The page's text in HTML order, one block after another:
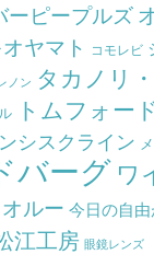
ーピープルズ
オヤマト コモレビ
ノン タカノリ
トムフォー
シスクライン
バーグ ワ
ルー 今日の自由
江工房 眼鏡レンズ